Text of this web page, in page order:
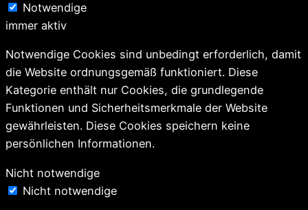
Notwendige
immer aktiv
Notwendige Cookies sind unbedingt erforderlich, damit
die Website ordnungsgemäß funktioniert. Diese
Kategorie enthält nur Cookies, die grundlegende
Funktionen und Sicherheitsmerkmale der Website
gewährleisten. Diese Cookies speichern keine
persönlichen Informationen.
Nicht notwendige
Nicht notwendige